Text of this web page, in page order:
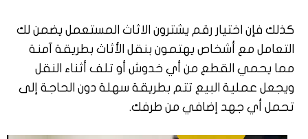
كذلك فإن اختيار رقم يشترون الاثاث المستعمل يضمن لك
التعامل مع أشخاص يهتمون بنقل الأثاث بطريقة آمنة
مما يحمي القطع من أي خدوش أو تلف أثناء النقل
ويجعل عملية البيع تتم بطريقة سهلة دون الحاجة إلى
تحمل أي جهد إضافي من طرفك.